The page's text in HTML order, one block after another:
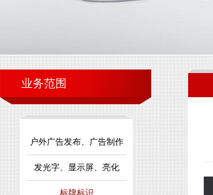
业务范围
户外广告发布、广告制作
发光字、显示屏、亮化
标牌标识